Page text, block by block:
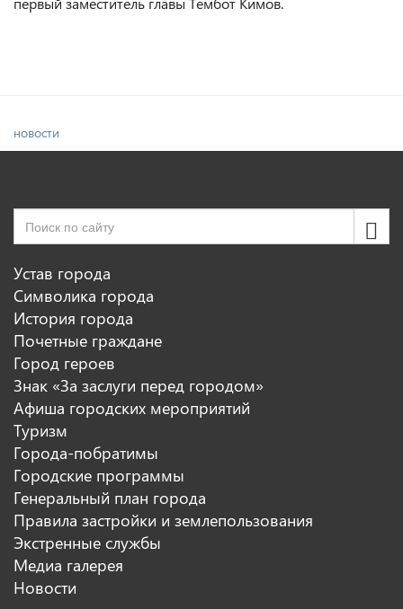
новости
Устав города
Символика города
История города
Почетные граждане
Город героев
Знак «За заслуги перед городом»
Афиша городских мероприятий
Туризм
Города-побратимы
Городские программы
Генеральный план города
Правила застройки и землепользования
Экстренные службы
Медиа галерея
Новости